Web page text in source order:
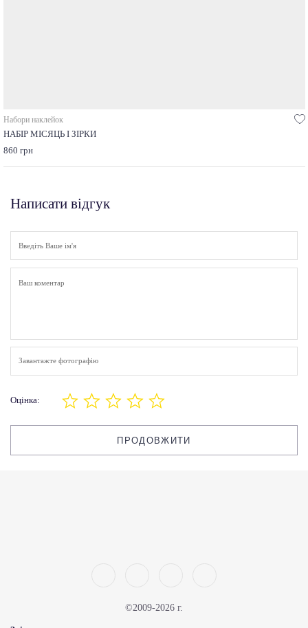
Набори наклейок
НАБІР МІСЯЦЬ І ЗІРКИ
860 грн
Написати відгук
Завантажте фотографію
Оцінка:
ПРОДОВЖИТИ
©2009-2026 г.